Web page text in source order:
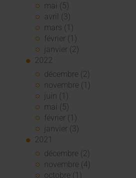
mai (5)
avril (3)
mars (1)
février (1)
janvier (2)
2022
décembre (2)
novembre (1)
juin (1)
mai (5)
février (1)
janvier (3)
2021
décembre (2)
novembre (4)
octobre (1)